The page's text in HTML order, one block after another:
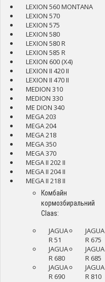
LEXION 560 MONTANA
LEXION 570
LEXION 575
LEXION 580
LEXION 580 R
LEXION 585 R
LEXION 600 (X4)
LEXION II 420 II
LEXION II 470 II
MEDION 310
MEDION 330
ME DION 340
MEGA 203
MEGA 204
MEGA 218
MEGA 350
MEGA 370
MEGA II 202 II
MEGA II 204 II
MEGA II 218 II
Комбайн
кормозбиральний
Claas:
JAGUA
R 51
JAGUA
R 675
JAGUA
R 680
JAGUA
R 685
JAGUA
R 690
JAGUA
R 810